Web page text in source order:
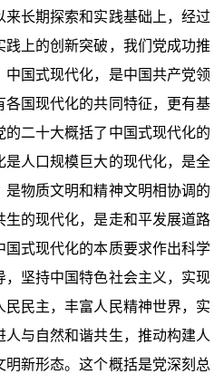
长期探索和实践基础上，经过
上的创新突破，我们党成功推
国式现代化，是中国共产党领
各国现代化的共同特征，更有基
二十大概括了中国式现代化的
是人口规模巨大的现代化，是全
物质文明和精神文明相协调的
的现代化，是走和平发展道路
国式现代化的本质要求作出科学
坚持中国特色社会主义，实现
民主，丰富人民精神世界，实
与自然和谐共生，推动构建人
新形态。这个概括是党深刻总